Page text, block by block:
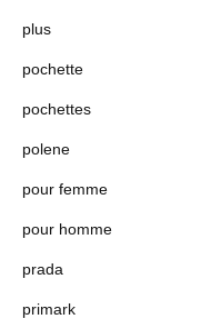
plus
pochette
pochettes
polene
pour femme
pour homme
prada
primark